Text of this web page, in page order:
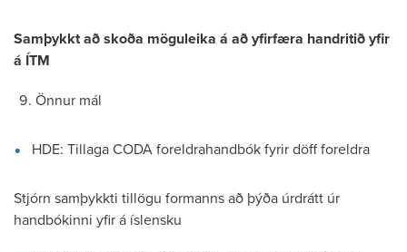
Samþykkt að skoða möguleika á að yfirfæra handritið yfir
á ÍTM
Önnur mál
HDE: Tillaga CODA foreldrahandbók fyrir döff foreldra
Stjórn samþykkti tillögu formanns að þýða úrdrátt úr
handbókinni yfir á íslensku